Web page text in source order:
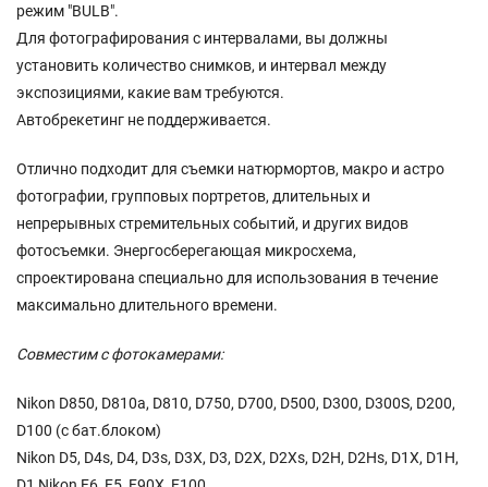
режим "BULB".
Для фотографирования с интервалами, вы должны
установить количество снимков, и интервал между
экспозициями, какие вам требуются.
Автобрекетинг не поддерживается.
Отлично подходит для съемки натюрмортов, макро и астро
фотографии, групповых портретов, длительных и
непрерывных стремительных событий, и других видов
фотосъемки. Энергосберегающая микросхема,
спроектирована специально для использования в течение
максимально длительного времени.
Совместим с фотокамерами:
Nikon D850, D810a, D810, D750, D700, D500, D300, D300S, D200,
D100 (с бат.блоком)
Nikon D5, D4s, D4, D3s, D3X, D3, D2X, D2Xs, D2H, D2Hs, D1X, D1H,